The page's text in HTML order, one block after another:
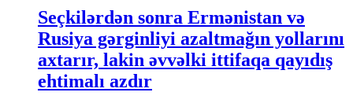
Seçkilərdən sonra Ermənistan və
Rusiya gərginliyi azaltmağın yollarını
axtarır, lakin əvvəlki ittifaqa qayıdış
ehtimalı azdır